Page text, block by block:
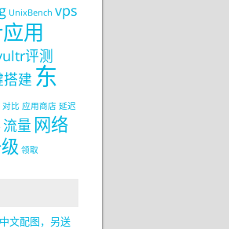
UnixBench vps
用
评测
建 东
对比 应用商店 延迟
流量 网络
领取
文配图，另送